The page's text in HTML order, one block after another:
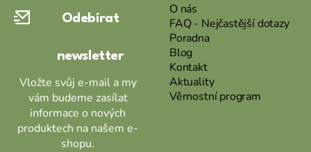
Odebírat
newsletter
Vložte svůj e-mail a my
vám budeme zasílat
informace o nových
produktech na našem e-
shopu.
O nás
FAQ - Nejčastější dotazy
Poradna
Blog
Kontakt
Aktuality
Věrnostní program